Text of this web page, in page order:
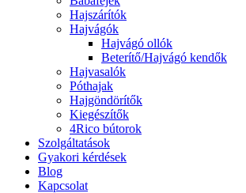
Hajszárítók
Hajvágók
Hajvágó ollók
Beterítő/Hajvágó kendők
Hajvasalók
Póthajak
Hajgöndörítők
Kiegészítők
4Rico bútorok
Szolgáltatások
Gyakori kérdések
Blog
Kapcsolat